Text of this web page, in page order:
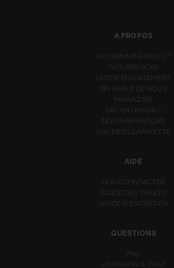
A PROPOS
QUI SOMMES-NOUS ?
NOS SERVICES
NOTRE ENGAGEMENT
ON PARLE DE NOUS
MAGAZINE
DID YOU KNOW?
NOS INSPIRATIONS
GALERIES LAFAYETTE
AIDE
NOUS CONTACTER
GUIDE DES TAILLES
GUIDE D'ENTRETIEN
QUESTIONS
FAQ
LIVRAISON & SUIVI